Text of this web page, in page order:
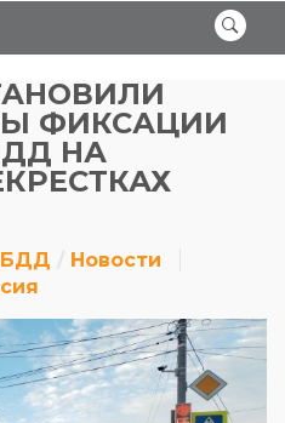
ФИКСАЦИИ
НА
Новости